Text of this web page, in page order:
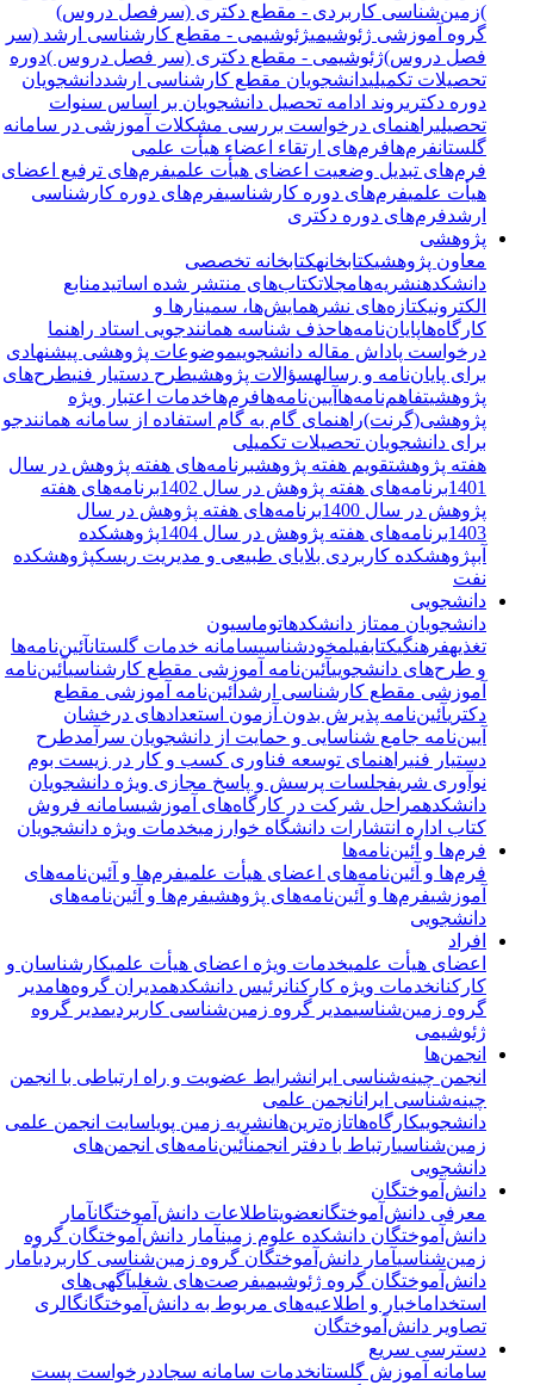
زمین‌شناسی کاربردی - مقطع دکتری (سرفصل دروس)
گروه آموزشی ژئوشیمیژئوشیمی - مقطع کارشناسی ارشد (سر
فصل دروس) ژئوشیمی - مقطع دکتری (سر فصل دروس ) دوره
تحصیلات تکمیلیدانشجویان مقطع کارشناسی ارشددانشجویان
دوره دکتریروند ادامه تحصیل دانشجویان بر اساس سنوات
تحصیلیراهنمای درخواست بررسی مشکلات آموزشی در سامانه
گلستانفرم‌هافرم‌های ارتقاء اعضاء هیأت علمی
فرم‌های تبدیل وضعیت اعضای هیأت علمیفرم‌های ترفیع اعضای
هیأت علمیفرم‌های دوره کارشناسیفرم‌های دوره کارشناسی
ارشدفرم‌های دوره دکتری
پژوهشی
معاون پژوهشیکتابخانهکتابخانه تخصصی
دانشکدهنشریه‌هامجلاتکتاب‌های منتشر شده اساتیدمنابع
الکترونیکتازه‌های نشرهمایش‌ها، سمینارها و
کارگاه‌هاپایان‌نامه‌هاحذف شناسه همانندجویی استاد راهنما
درخواست پاداش مقاله دانشجوییموضوعات پژوهشی پیشنهادی
برای پایان‌نامه و رسالهسؤالات پژوهشیطرح دستیار فنیطرح‌های
پژوهشیتفاهم‌نامه‌هاآیین‌نامه‌هافرم‌هاخدمات اعتبار ویژه
پژوهشی(گرنت)راهنمای گام به گام استفاده از سامانه همانندجو
برای دانشجویان تحصیلات تکمیلی
هفته پژوهشتقویم هفته پژوهشبرنامه‌های هفته پژوهش در سال
1401برنامه‌های هفته پژوهش در سال 1402
برنامه‌های هفته
پژوهش در سال 1400
برنامه‌های هفته پژوهش در سال
1403برنامه‌های هفته پژوهش در سال 1404
پژوهشکده
پژوهشکده کاربردی بلایای طبیعی و مدیریت ریسکپژوهشکده
نفت
دانشجویی
دانشجویان ممتاز دانشکدهاتوماسیون
تغذیهفرهنگیکتابفیلمخودشناسیسامانه خدمات گلستانآئین‌نامه‌ها
و طرح‌های دانشجوییآئین‌نامه آموزشی مقطع کارشناسیآئین‌نامه
آموزشی مقطع کارشناسی ارشدآئین‌نامه آموزشی مقطع
دکتریآئین‌نامه پذیرش بدون آزمون استعدادهای درخشان
آیین‌نامه جامع شناسایی و حمایت از دانشجویان سرآمدطرح
دستیار فنیراهنمای توسعه فناوری کسب و کار در زیست بوم
نوآوری شریفجلسات پرسش و پاسخ مجازی ویژه دانشجویان
دانشکدهمراحل شرکت در کارگاه‌های آموزشیسامانه فروش
کتاب اداره انتشارات دانشگاه خوارزمیخدمات ویژه دانشجویان
فرم‌ها و آئین‌نامه‌ها
فرم‌ها و آئین‌نامه‌های اعضای هیأت علمیفرم‌ها و آئین‌نامه‌های
آموزشیفرم‌ها و آئین‌نامه‌های پژوهشیفرم‌ها و آئین‌نامه‌های
دانشجویی
افراد
اعضای هیأت علمیخدمات ویژه اعضای هیأت علمیکارشناسان و
کارکنانخدمات ویژه کارکنانرئیس دانشکدهمدیران گروه‌هامدیر
گروه زمین‌شناسیمدیر گروه زمین‌شناسی کاربردیمدیر گروه
ژئوشیمی
انجمن‌ها
انجمن چینه‌شناسی ایران شرایط عضویت و راه ارتباطی با انجمن
چینه‌شناسی ایران انجمن علمی
دانشجوییکارگاه‌هاتازه‌ترین‌هانشریه زمین پویاسایت انجمن علمی
زمین‌شناسیارتباط با دفتر انجمنآئین‌نامه‌های انجمن‌های
دانشجویی
دانش‌آموختگان
معرفی دانش‌آموختگانعضویتاطلاعات دانش‌آموختگانآمار
دانش‌آموختگان دانشکده علوم زمینآمار دانش‌آموختگان گروه
زمین‌شناسیآمار دانش‌آموختگان گروه زمین‌شناسی کاربردیآمار
دانش‌آموختگان گروه ژئوشیمیفرصت‌های شغلیآگهی‌های
استخدام اخبار و اطلاعیه‌های مربوط به دانش‌آموختگانگالری
تصاویر دانش‌آموختگان
دسترسی سریع
سامانه آموزش گلستانخدمات سامانه سجاددرخواست پست